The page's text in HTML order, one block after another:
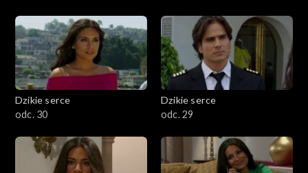
Dzikie serce
odc. 30
Dzikie serce
odc. 29